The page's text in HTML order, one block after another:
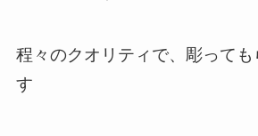
程々のクオリティで、彫って
す